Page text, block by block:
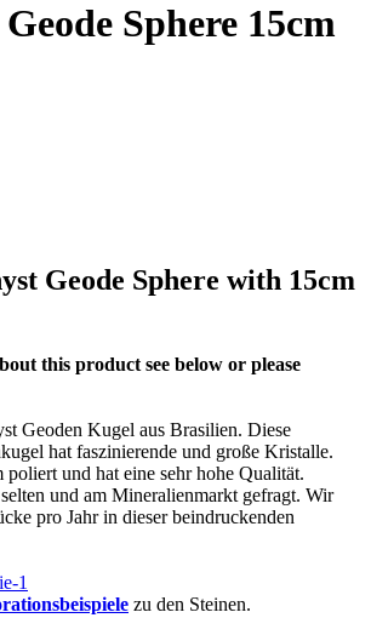
Sphere 15cm
Geode Sphere with 15cm
this product see below or please
Geoden Kugel aus Brasilien. Diese
hat faszinierende und große Kristalle.
und hat eine sehr hohe Qualität.
und am Mineralienmarkt gefragt. Wir
pro Jahr in dieser beindruckenden
zu den Steinen.